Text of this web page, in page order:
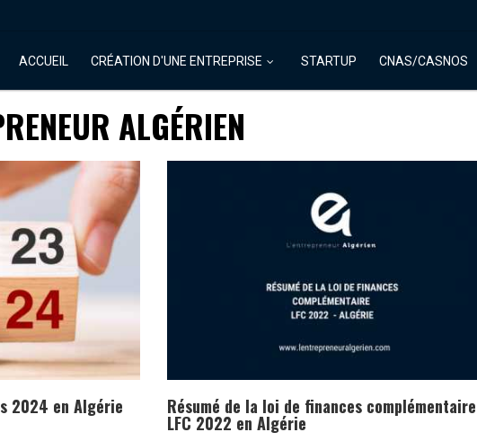
ACCUEIL CRÉATION D'UNE ENTREPRISE STARTUP CNAS/CASNOS
ALGÉRIEN
2024 en Algérie Résumé de la loi de finances complémentaire
LFC 2022 en Algérie